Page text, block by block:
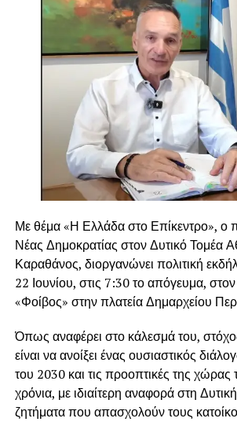
Με θέμα «Η Ελλάδα στο Επίκεντρο», ο
Νέας Δημοκρατίας στον Δυτικό
Καραθάνος, διοργανώνει πολιτική
22 Ιουνίου, στις 7:30 το απόγευμα,
«Φοίβος» στην πλατεία Δημαρχείου
Όπως αναφέρει στο κάλεσμά του,
είναι να ανοίξει ένας ουσιαστικός
του 2030 και τις προοπτικές της χώρας
χρόνια, με ιδιαίτερη αναφορά στη
ζητήματα που απασχολούν τους